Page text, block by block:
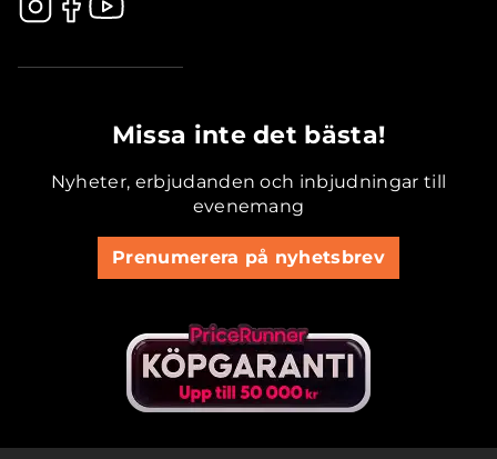
Missa inte det bästa!
Nyheter, erbjudanden och inbjudningar till
evenemang
Prenumerera på nyhetsbrev